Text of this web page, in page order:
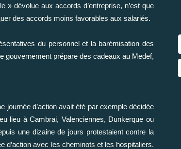
» dévolue aux accords d’entreprise, n’est que
des accords moins favorables aux salariés.
du personnel et la barémisation des
gouvernement prépare des cadeaux au Medef,
journée d’action avait été par exemple décidée
lieu à Cambrai, Valenciennes, Dunkerque ou
une dizaine de jours protestaient contre la
d’action avec les cheminots et les hospitaliers.